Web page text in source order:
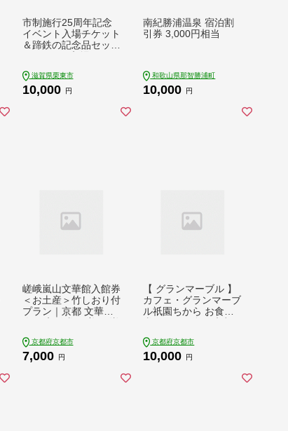
市制施行25周年記念
イベント入場チケット
＆蹄鉄の記念品セット
チケット 市制施行25
周年 競馬 騎手 / 栗東
滋賀県栗東市
10,000 円
南紀勝浦温泉 宿泊割
引券 3,000円相当
和歌山県那智勝浦町
10,000 円
嵯峨嵐山文華館入館券
＜お土産＞竹しおり付
プラン｜京都 文華館
り寄せ 通販 送料無料
ふるさと納税 ］
京都府京都市
7,000 円
【 グランマーブル 】
カフェ・グランマーブ
ル祇園ちから お食事
ン 人気 おすすめ ロン
グセラー おいしい ギ
京都府京都市
10,000 円